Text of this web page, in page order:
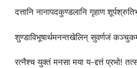
दत्तानि नानापदकुण्डलानि गृहाण
शुण्डाविभूषार्थमनन्तखेलिन् सुवर्णजं
रत्नैश्च युक्तं मनसा मया य-द्दत्तं प्रभो!